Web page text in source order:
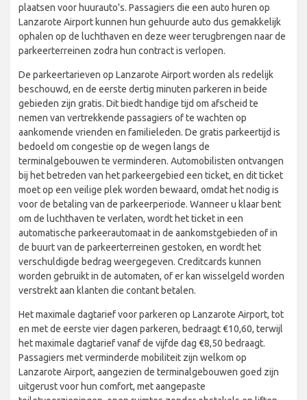
plaatsen voor huurauto's. Passagiers die een auto huren op
Lanzarote Airport kunnen hun gehuurde auto dus gemakkelijk
ophalen op de luchthaven en deze weer terugbrengen naar de
parkeerterreinen zodra hun contract is verlopen.
De parkeertarieven op Lanzarote Airport worden als redelijk
beschouwd, en de eerste dertig minuten parkeren in beide
gebieden zijn gratis. Dit biedt handige tijd om afscheid te
nemen van vertrekkende passagiers of te wachten op
aankomende vrienden en familieleden. De gratis parkeertijd is
bedoeld om congestie op de wegen langs de
terminalgebouwen te verminderen. Automobilisten ontvangen
bij het betreden van het parkeergebied een ticket, en dit ticket
moet op een veilige plek worden bewaard, omdat het nodig is
voor de betaling van de parkeerperiode. Wanneer u klaar bent
om de luchthaven te verlaten, wordt het ticket in een
automatische parkeerautomaat in de aankomstgebieden of in
de buurt van de parkeerterreinen gestoken, en wordt het
verschuldigde bedrag weergegeven. Creditcards kunnen
worden gebruikt in de automaten, of er kan wisselgeld worden
verstrekt aan klanten die contant betalen.
Het maximale dagtarief voor parkeren op Lanzarote Airport, tot
en met de eerste vier dagen parkeren, bedraagt €10,60, terwijl
het maximale dagtarief vanaf de vijfde dag €8,50 bedraagt.
Passagiers met verminderde mobiliteit zijn welkom op
Lanzarote Airport, aangezien de terminalgebouwen goed zijn
uitgerust voor hun comfort, met aangepaste